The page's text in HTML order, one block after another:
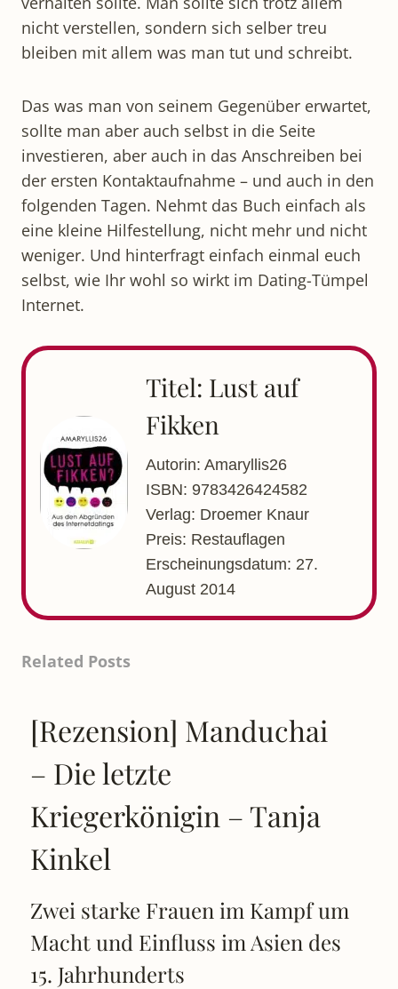
nicht verstellen, sondern sich selber treu
bleiben mit allem was man tut und schreibt.
Das was man von seinem Gegenüber erwartet,
sollte man aber auch selbst in die Seite
investieren, aber auch in das Anschreiben bei
der ersten Kontaktaufnahme – und auch in den
folgenden Tagen. Nehmt das Buch einfach als
eine kleine Hilfestellung, nicht mehr und nicht
weniger. Und hinterfragt einfach einmal euch
selbst, wie Ihr wohl so wirkt im Dating-Tümpel
Internet.
Titel: Lust auf
Fikken
Autorin: Amaryllis26
ISBN: 9783426424582
Verlag: Droemer Knaur
Preis: Restauflagen
Erscheinungsdatum: 27.
August 2014
Related Posts
[Rezension] Manduchai
– Die letzte
Kriegerkönigin – Tanja
Kinkel
Zwei starke Frauen im Kampf um
Macht und Einfluss im Asien des
15. Jahrhunderts